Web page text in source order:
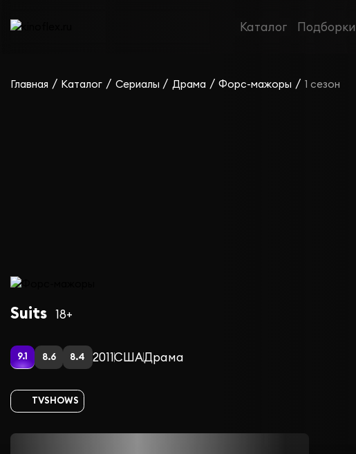
Каталог Подборки
Главная / Каталог / Сериалы / Драма / Форс-мажоры / 1 сезон
Suits 18+
9.1 8.6 8.4 2011СШАДрама
TVSHOWS